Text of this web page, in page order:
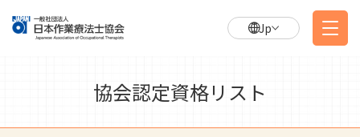
Jp
協会認定資格リスト